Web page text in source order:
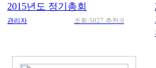
2015년도 정기총회
관리자 조회:5027 추천:0